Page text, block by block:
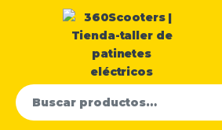
Buscar por: